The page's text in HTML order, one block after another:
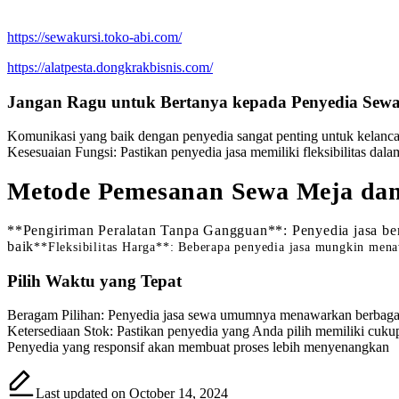
https://sewakursi.toko-abi.com/
https://alatpesta.dongkrakbisnis.com/
Jangan Ragu untuk Bertanya kepada Penyedia
Komunikasi yang baik dengan penyedia sangat penting untuk
Kesesuaian Fungsi: Pastikan penyedia jasa memiliki fleksibilitas
Metode Pemesanan Sewa Meja
**Pengiriman Peralatan Tanpa Gangguan**: Penyedia jasa
baik**Fleksibilitas Harga**: Beberapa penyedia jasa mungkin
Pilih Waktu yang Tepat
Beragam Pilihan: Penyedia jasa sewa umumnya menawarkan
Ketersediaan Stok: Pastikan penyedia yang Anda pilih memiliki
Penyedia yang responsif akan membuat proses lebih menyenangkan
Last updated on October 14, 2024